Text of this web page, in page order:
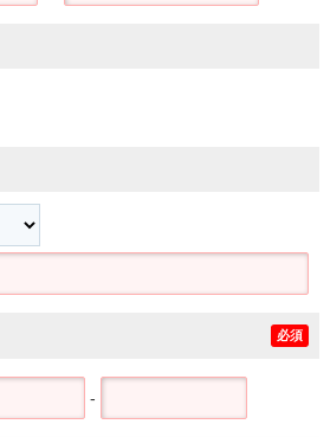
必須
-